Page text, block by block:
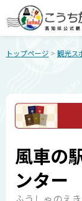
トップページ > 観光ス
風車の
ンター